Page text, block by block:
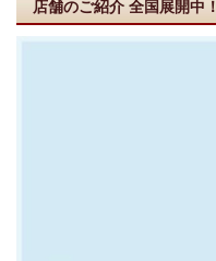
店舗のご紹介 全国展開中！